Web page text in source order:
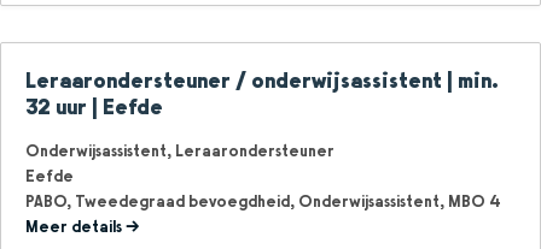
Leraarondersteuner / onderwijsassistent | min.
32 uur | Eefde
Onderwijsassistent Leraarondersteuner
Eefde
PABO Tweedegraad bevoegdheid Onderwijsassistent MBO 4
Meer details